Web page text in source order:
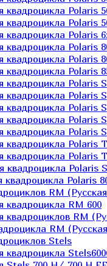
Polaris
Polaris
Polaris
Polaris
Polaris
Polaris
Polaris
Polaris
Polaris
Polaris
Polaris
Polaris
Polaris
Polaris
Polaris
RM
RM 600
RM
RM
Stels